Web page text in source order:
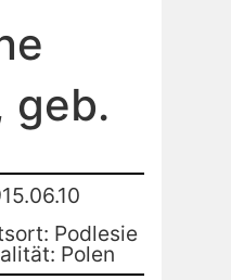
geb.
Podlesie
Polen